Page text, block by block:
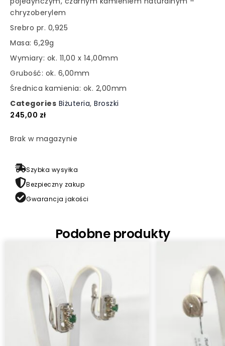
chryzoberylem
Srebro pr. 0,925
Masa: 6,29g
Wymiary: ok. 11,00 x 14,00mm
Grubość: ok. 6,00mm
Średnica kamienia: ok. 2,00mm
Categories Biżuteria, Broszki
245,00 zł
Brak w magazynie
Szybka wysyłka
Bezpieczny zakup
Gwarancja jakości
Podobne produkty